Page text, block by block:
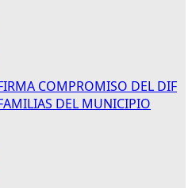
COMPROMISO DEL DIF
DEL MUNICIPIO